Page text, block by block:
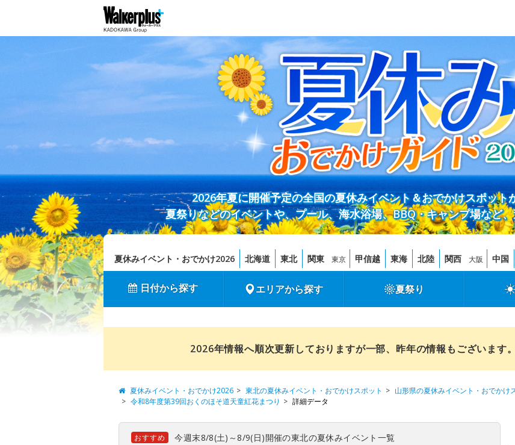
2026年夏に開催予定の全国の夏休みイベント＆おでかけスポット
夏祭りなどのイベントや、プール、海水浴場、BBQ・キャンプ場など
夏休みイベント・おでかけ2026 北海道 東北 関東 東京 甲信越 東海 北陸 関西 大阪 中国
日付から探す エリアから探す 夏祭り
2026年情報へ順次更新しておりますが一部、昨年の情報もございます
夏休みイベント・おでかけ2026 東北の夏休みイベント・おでかけスポット 山形県の夏休みイベント・おでかけ
令和8年度第39回おくのほそ道天童紅花まつり
詳細データ
おすすめ 今週末8/8(土)～8/9(日)開催の東北の夏休みイベント一覧